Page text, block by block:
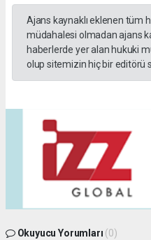
Ajans kaynaklı eklenen tüm
müdahalesi olmadan ajans
haberlerde yer alan hukuki
olup sitemizin hiç bir editörü
Okuyucu Yorumları (0)